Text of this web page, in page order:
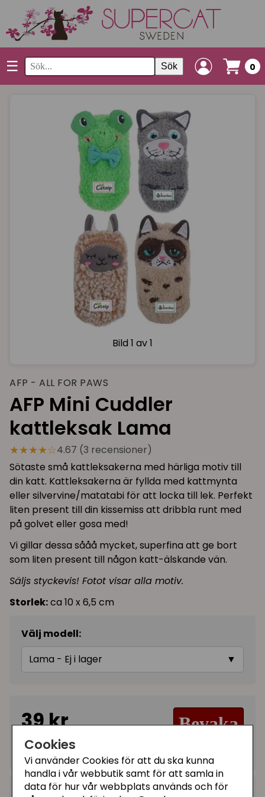
Cookies
Vi använder Cookies för att du ska kunna
handla i vår webbutik samt för att samla in
data för hur vår webbplats används och för
☰ Sök 0
Bild 1 av 1
AFP - ALL FOR PAWS
AFP Mini Cuddler
kattleksak Lama
★★★★☆4.67 (3 recensioner)
Sötaste små kattleksakerna med härliga motiv till
din katt. Kattleksakerna är fyllda med kattmynta
eller silvervine/matatabi för att locka till lek. Perfekt
liten present till din kissemiss att dribbla runt med
på golvet eller gosa med!
Vi gillar dessa sååå mycket, superfina att ge bort
som liten present till någon katt-älskande vän.
Säljs styckevis! Fotot visar alla motiv.
Storlek:ca 10 x 6,5 cm
Välj modell:
Lama - Ej i lager
▼
39 kr Bevaka
Tillfälligt slut
Kategorier: